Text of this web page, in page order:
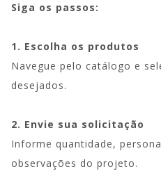
Siga os passos:
1. Escolha os produtos
Navegue pelo catálogo e
desejados.
2. Envie sua solicitação
Informe quantidade,
observações do projeto.